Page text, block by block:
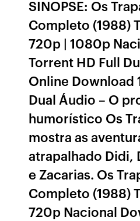
SINOPSE: Os
Completo (1988)
720p | 1080p
Torrent HD Full
Online Download
Dual Áudio – O
humorístico Os
mostra as
atrapalhado Didi,
e Zacarias. Os
Completo (1988)
720p Nacional